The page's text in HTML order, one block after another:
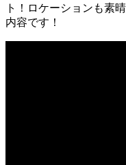
ト！ロケーションも素
内容です！